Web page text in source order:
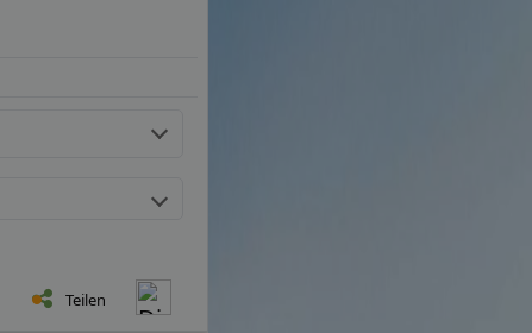
Teilen